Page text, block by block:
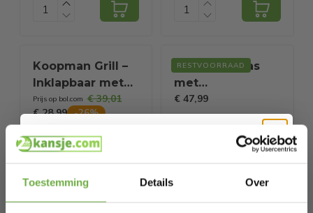
Toestemming Details Over
- 1,2 L
Koopman Grill –
Inklapbaar met
Onderstel – 51 x
82 cm – Zwart
Prijs op bol.com € 39,01
€ 28,99
-26%
RESTVOORRAAD
Deuba Reistas
met
trolleyfunctie -
85L - Paars -
roltas op wieltjes
€ 47,99
RESTVOORRAAD
Deuba Reistas
met
Opblaasbare
Schrijf je in en ontvang